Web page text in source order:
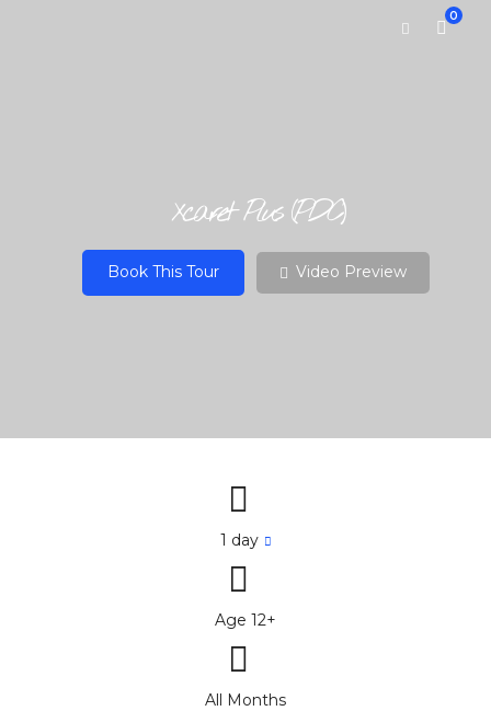
0
Xcaret Plus (PDC)
Book This Tour Video Preview
1 day
Age 12+
All Months